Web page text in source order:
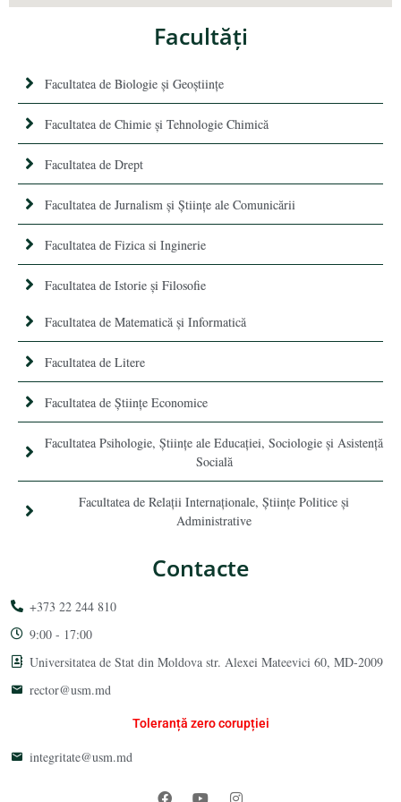
Facultăţi
Facultatea de Biologie și Geoștiințe
Facultatea de Chimie şi Tehnologie Chimică
Facultatea de Drept
Facultatea de Jurnalism şi Ştiinţe ale Comunicării
Facultatea de Fizica si Inginerie
Facultatea de Istorie şi Filosofie
Facultatea de Matematică şi Informatică
Facultatea de Litere
Facultatea de Științe Economice
Facultatea Psihologie, Ştiinţe ale Educaţiei, Sociologie și Asistență
Socială
Facultatea de Relaţii Internaţionale, Ştiinţe Politice şi
Administrative
Contacte
+373 22 244 810
9:00 - 17:00
Universitatea de Stat din Moldova str. Alexei Mateevici 60, MD-2009
rector@usm.md
Toleranță zero corupției
integritate@usm.md